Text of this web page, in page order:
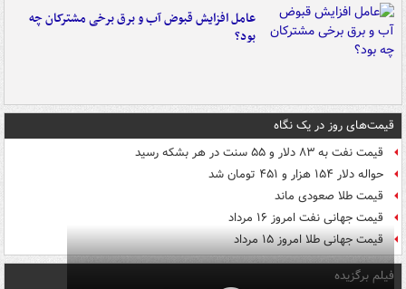
عامل افزایش قبوض آب و برق برخی مشترکان چه
بود؟
قیمت‌های روز در یک نگاه
قیمت نفت به ۸۳ دلار و ۵۵ سنت در هر بشکه رسید
حواله دلار ۱۵۴ هزار و ۴۵۱ تومان شد
قیمت طلا صعودی ماند
قیمت جهانی نفت امروز ۱۶ مرداد
قیمت جهانی طلا امروز ۱۵ مرداد
فیلم برگزیده